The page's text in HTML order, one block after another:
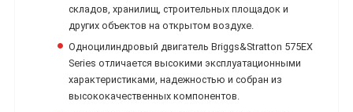
складов, хранилищ, строительных площадок и
других объектов на открытом воздухе.
Одноцилиндровый двигатель Briggs&Stratton 575EX
Series отличается высокими эксплуатационными
характеристиками, надежностью и собран из
высококачественных компонентов.